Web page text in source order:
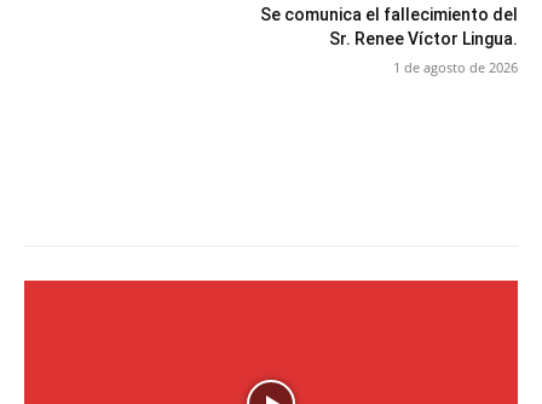
Se comunica el fallecimiento del
Sr. Renee Víctor Lingua.
1 de agosto de 2026